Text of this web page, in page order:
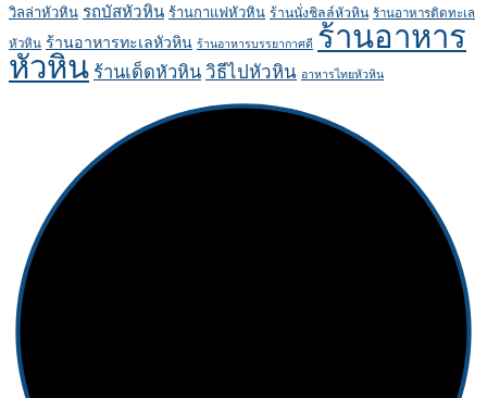
วิลล่าหัวหิน รถบัสหัวหิน ร้านกาแฟหัวหิน ร้านนั่งชิลล์หัวหิน ร้านอาหารติดทะเล
หัวหิน ร้านอาหารทะเลหัวหิน ร้านอาหารบรรยากาศดี ร้านอาหาร
หัวหิน ร้านเด็ดหัวหิน วิธีไปหัวหิน อาหารไทยหัวหิน